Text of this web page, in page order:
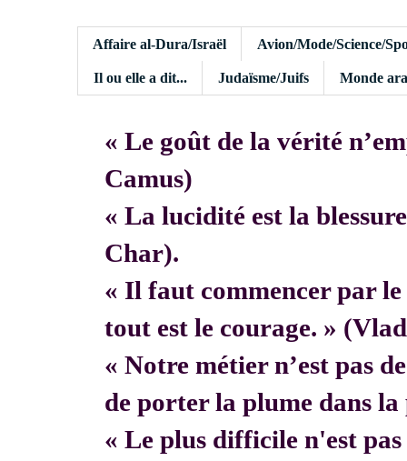
Affaire al-Dura/Israël Avion/Mode/Science/
Il ou elle a dit... Judaïsme/Juifs Monde
« Le goût de la vérité
Camus)
« La lucidité est la
Char).
« Il faut commencer par le
tout est le courage. »
« Notre métier n’est pas
de porter la plume dans
« Le plus difficile n'est